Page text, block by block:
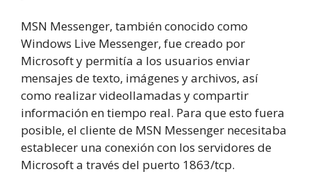
MSN Messenger, también conocido como
Windows Live Messenger, fue creado por
Microsoft y permitía a los usuarios enviar
mensajes de texto, imágenes y archivos, así
como realizar videollamadas y compartir
información en tiempo real. Para que esto fuera
posible, el cliente de MSN Messenger necesitaba
establecer una conexión con los servidores de
Microsoft a través del puerto 1863/tcp.